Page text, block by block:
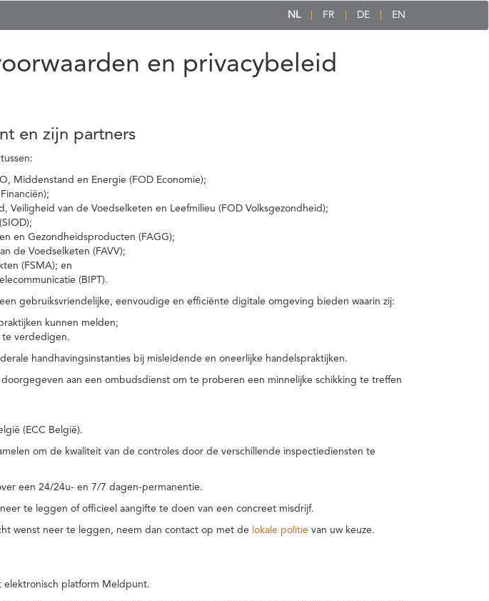
NL FR DE EN
en privacybeleid
en zijn partners
Middenstand en Energie (FOD Economie);
Veiligheid van de Voedselketen en Leefmilieu (FOD Volksgezondheid);
en Gezondheidsproducten (FAGG);
de Voedselketen (FAVV);
(FSMA); en
(BIPT).
gebruiksvriendelijke, eenvoudige en efficiënte digitale omgeving bieden waarin zij:
kunnen melden;
te verdedigen.
handhavingsinstanties bij misleidende en oneerlijke handelspraktijken.
aan een ombudsdienst om te proberen een minnelijke schikking te treffen
(ECC België).
om de kwaliteit van de controles door de verschillende inspectiediensten te
een 24/24u- en 7/7 dagen-permanentie.
te leggen of officieel aangifte te doen van een concreet misdrijf.
wenst neer te leggen, neem dan contact op met de lokale politie van uw keuze.
elektronisch platform Meldpunt.